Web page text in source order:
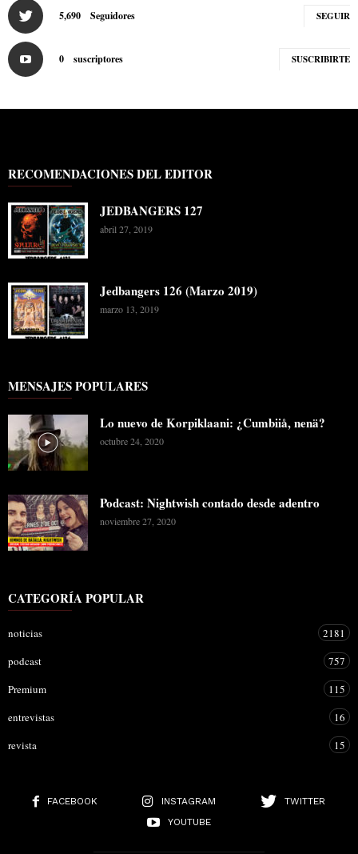
5,690 Seguidores SEGUIR
0 suscriptores SUSCRIBIRTE
RECOMENDACIONES DEL EDITOR
JEDBANGERS 127
abril 27, 2019
Jedbangers 126 (Marzo 2019)
marzo 13, 2019
MENSAJES POPULARES
Lo nuevo de Korpiklaani: ¿Cumbiiå, nenä?
octubre 24, 2020
Podcast: Nightwish contado desde adentro
noviembre 27, 2020
CATEGORÍA POPULAR
noticias
2181
podcast
757
Premium
115
entrevistas
16
revista
15
FACEBOOK INSTAGRAM
TWITTER
YOUTUBE